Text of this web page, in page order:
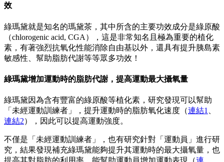
效
綠瑪黛就是知名的瑪黛茶，其中所含的主要功效成分是綠原酸
（chlorogenic acid, CGA），這是非常知名且極為重要的植化
素，有著強烈抗氧化性能消除自由基以外，還具有提升胰島素
敏感性、幫助脂肪代謝等等眾多功效！
綠瑪黛增加運動時的脂肪代謝，提高運動最大攝氧量
綠瑪黛因為含有豐富的綠原酸等植化素，研究發現可以幫助
「未經運動訓練者」，提升運動時的脂肪氧化速度（連結1
連結2），因此可以提高運動強度。
不僅是「未經運動訓練者」，也有研究針對「運動員」進行研
究，結果發現補充綠瑪黛能夠提升其運動時的最大攝氧量，也